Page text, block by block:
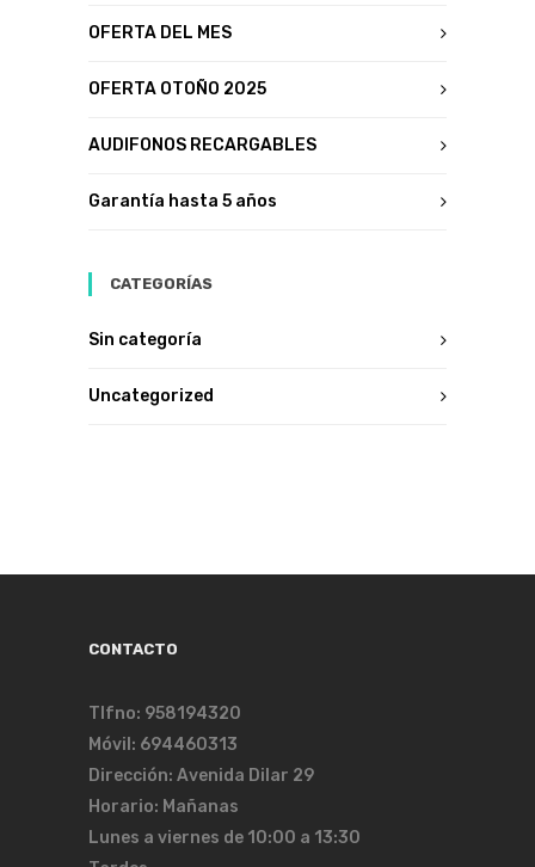
OFERTA DEL MES
OFERTA OTOÑO 2025
AUDIFONOS RECARGABLES
Garantía hasta 5 años
CATEGORÍAS
Sin categoría
Uncategorized
CONTACTO
Tlfno: 958194320
Móvil: 694460313
Dirección: Avenida Dilar 29
Horario: Mañanas
Lunes a viernes de 10:00 a 13:30